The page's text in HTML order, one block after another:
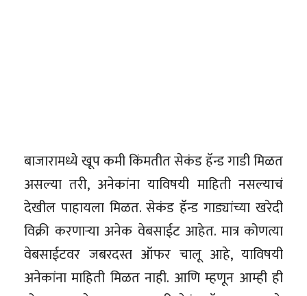
बाजारामध्ये खूप कमी किंमतीत सेकंड हॅन्ड गाडी मिळत
असल्या तरी, अनेकांना याविषयी माहिती नसल्याचं
देखील पाहायला मिळत. सेकंड हॅन्ड गाड्यांच्या खरेदी
विक्री करणाऱ्या अनेक वेबसाईट आहेत. मात्र कोणत्या
वेबसाईटवर जबरदस्त ऑफर चालू आहे, याविषयी
अनेकांना माहिती मिळत नाही. आणि म्हणून आम्ही ही